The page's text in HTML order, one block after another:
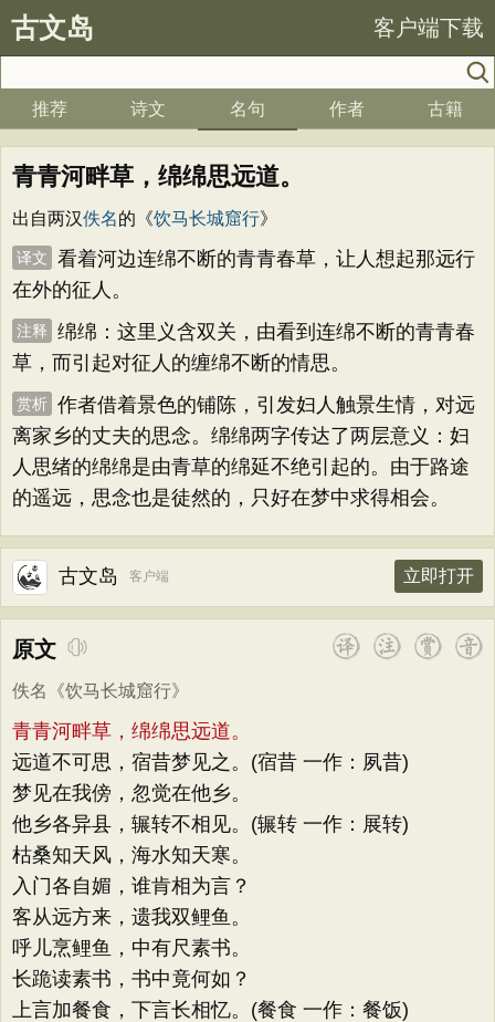
古文岛 客户端下载
推荐 诗文 名句 作者 古籍
青青河畔草，绵绵思远道。
出自两汉佚名的《饮马长城窟行》
译文
看着河边连绵不断的青青春草，让人想起那远行
在外的征人。
注释
绵绵：这里义含双关，由看到连绵不断的青青春
草，而引起对征人的缠绵不断的情思。
赏析 作者借着景色的铺陈，引发妇人触景生情，对远
离家乡的丈夫的思念。绵绵两字传达了两层意义：妇
人思绪的绵绵是由青草的绵延不绝引起的。由于路途
的遥远，思念也是徒然的，只好在梦中求得相会。
古文岛 客户端 立即打开
原文
佚名 《饮马长城窟行》
青青河畔草，绵绵思远道。
远道不可思，宿昔梦见之。(宿昔 一作：夙昔)
梦见在我傍，忽觉在他乡。
他乡各异县，辗转不相见。(辗转 一作：展转)
枯桑知天风，海水知天寒。
入门各自媚，谁肯相为言？
客从远方来，遗我双鲤鱼。
呼儿烹鲤鱼，中有尺素书。
长跪读素书，书中竟何如？
上言加餐食，下言长相忆。(餐食 一作：餐饭)